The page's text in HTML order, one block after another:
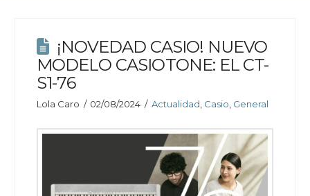
¡NOVEDAD CASIO! NUEVO
MODELO CASIOTONE: EL CT-
S1-76
Lola Caro 02/08/2024 Actualidad Casio General